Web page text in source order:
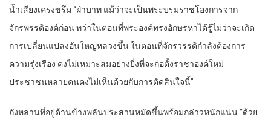
น้ำเสียงเคร่งขรึม “ฝ่าบาท แม้ว่าจะเป็นพระบรมราชโองการจาก
จักรพรรดิองค์ก่อน ทว่าในตอนที่พระองค์ทรงอักษรหาได้รู้ไม่ว่าจะเกิด
การเปลี่ยนแปลงอันใหญ่หลวงขึ้น ในตอนที่จักรวรรดิกำลังต้องการ
ความรุ่งเรือง คงไม่เหมาะสมอย่างยิ่งที่จะก่อตั้งราชาองค์ใหม่
ประชาชนหลายคนคงไม่เห็นด้วยกับการตัดสินใจนี้”
ถังหลานที่อยู่ด้านข้างพลันประสานหมัดขึ้นพร้อมกล่าวหนักแน่น “ด้วย